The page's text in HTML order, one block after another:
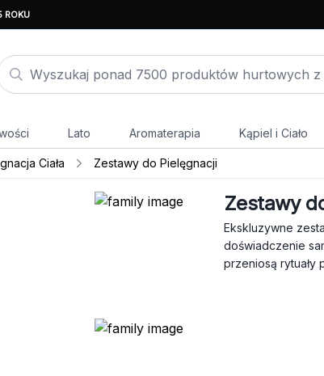
ROKU
Lato Aromaterapia Kąpiel i Ciało
Ciała Zestawy do Pielęgnacji
Zestawy
Ekskluzywne
doświadczenie
przeniosą rytuały